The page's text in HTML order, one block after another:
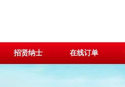
招贤纳士 在线订单